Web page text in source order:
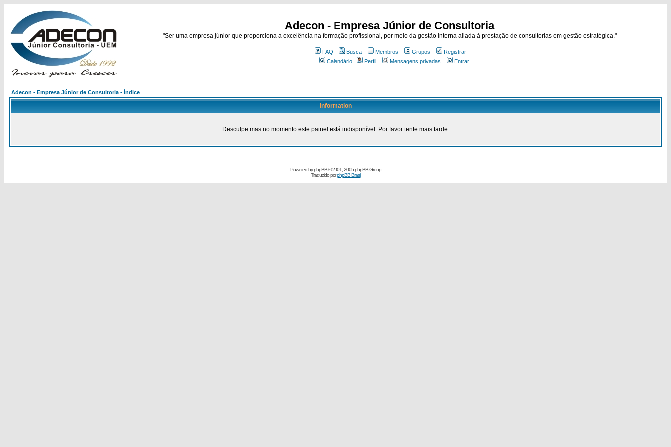
Adecon - Empresa Júnior de Consultoria
"Ser uma empresa júnior que proporciona a excelência na formação profissional, por meio da gestão interna aliada à prestação de consultorias em gestão estratégica."
FAQ Busca Membros Grupos
Registrar
Calendário
Perfil Mensagens privadas Entrar
Adecon - Empresa Júnior de Consultoria - Índice
Information
Desculpe mas no momento este painel está indisponível. Por favor tente mais tarde.
Powered byphpBB© 2001, 2005 phpBB Group
Traduzido porphpBB Brasil